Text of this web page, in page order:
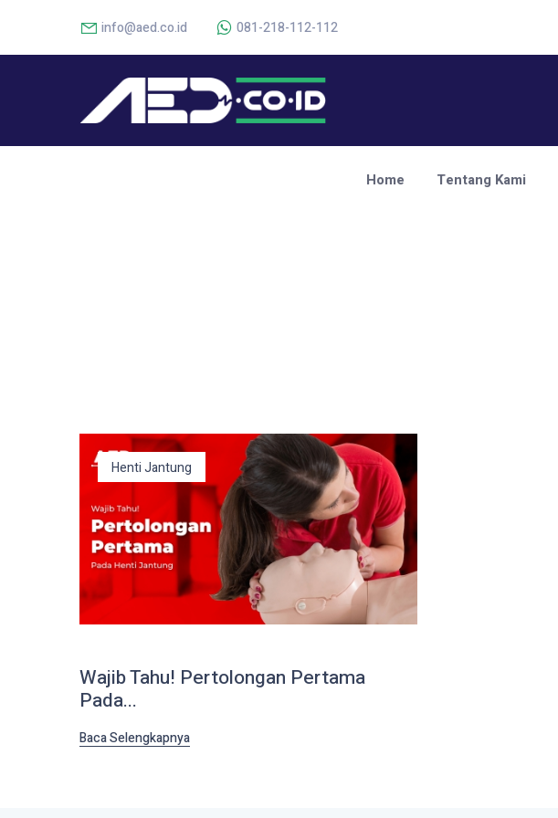
info@aed.co.id 081-218-112-112
Home Tentang Kami
Henti Jantung
Wajib Tahu! Pertolongan Pertama
Pada...
Baca Selengkapnya